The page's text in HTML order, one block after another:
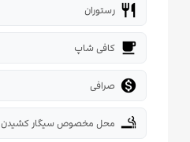
restaurant رستوران
local_cafe کافی شاپ
 صرافی
smoking_rooms محل مخصوص سیگار کشیدن